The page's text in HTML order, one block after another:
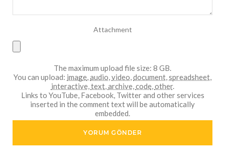
Attachment
The maximum upload file size: 8 GB.
You can upload: image,audio,video,document,spreadsheet,
interactive,text,archive,code,other.
Links to YouTube, Facebook, Twitter and other services
inserted in the comment text will be automatically
embedded.